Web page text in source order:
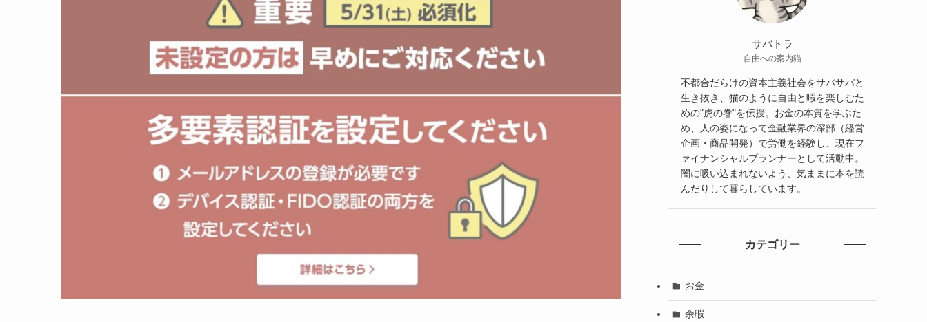
サバトラ
自由への案内猫
不都合だらけの資本主義社会をサバサバと
生き抜き、猫のように自由と暇を楽しむた
めの"虎の巻"を伝授。お金の本質を学ぶた
め、人の姿になって金融業界の深部（経営
企画・商品開発）で労働を経験し、現在フ
ァイナンシャルプランナーとして活動中。
闇に吸い込まれないよう、気ままに本を読
んだりして暮らしています。
カテゴリー
お金
余暇